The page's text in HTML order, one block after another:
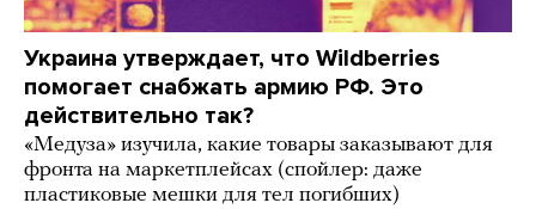
Украина утверждает, что Wildberries
помогает снабжать армию РФ. Это
действительно так?
«Медуза» изучила, какие товары заказывают для
фронта на маркетплейсах (спойлер: даже
пластиковые мешки для тел погибших)